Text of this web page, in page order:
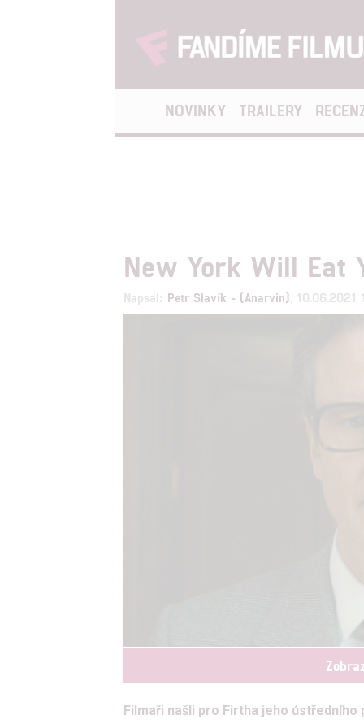
NOVINKY TRAILERY
New York Will Eat
Napsal: Petr Slavík - (Anarvin) , 10.06.2021
Filmaři našli pro Firtha jeho ústředního